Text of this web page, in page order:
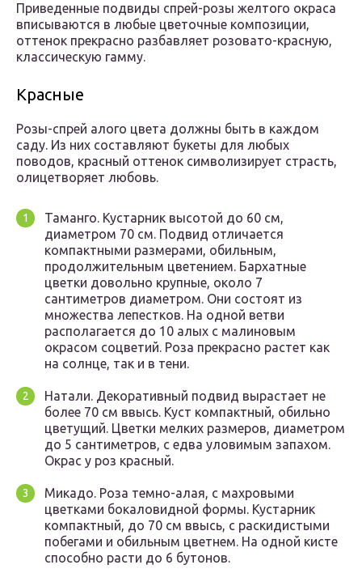
Приведенные подвиды спрей-розы желтого окраса
вписываются в любые цветочные композиции,
оттенок прекрасно разбавляет розовато-красную,
классическую гамму.
Красные
Розы-спрей алого цвета должны быть в каждом
саду. Из них составляют букеты для любых
поводов, красный оттенок символизирует страсть,
олицетворяет любовь.
Таманго. Кустарник высотой до 60 см,
диаметром 70 см. Подвид отличается
компактными размерами, обильным,
продолжительным цветением. Бархатные
цветки довольно крупные, около 7
сантиметров диаметром. Они состоят из
множества лепестков. На одной ветви
располагается до 10 алых с малиновым
окрасом соцветий. Роза прекрасно растет как
на солнце, так и в тени.
Натали. Декоративный подвид вырастает не
более 70 см ввысь. Куст компактный, обильно
цветущий. Цветки мелких размеров, диаметром
до 5 сантиметров, с едва уловимым запахом.
Окрас у роз красный.
Микадо. Роза темно-алая, с махровыми
цветками бокаловидной формы. Кустарник
компактный, до 70 см ввысь, с раскидистыми
побегами и обильным цветнем. На одной кисте
способно расти до 6 бутонов.